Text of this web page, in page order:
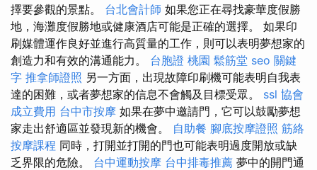
擇要參觀的景點。 台北會計師 如果您正在尋找豪華度假勝
地，海灘度假勝地或健康酒店可能是正確的選擇。 如果印
刷媒體運作良好並進行高質量的工作，則可以表明夢想家的
創造力和有效的溝通能力。 台胞證 桃園 鬆筋堂 seo 關鍵
字 推拿師證照 另一方面，出現故障印刷機可能表明自我表
達的困難，或者夢想家的信息不會觸及目標受眾。 ssl 協會
成立費用 台中市按摩 如果在夢中邀請門，它可以鼓勵夢想
家走出舒適區並發現新的機會。 自助餐 腳底按摩證照 筋絡
按摩課程 同時，打開並打開的門也可能表明過度開放或缺
乏界限的危險。 台中運動按摩 台中排毒推薦 夢中的開門通